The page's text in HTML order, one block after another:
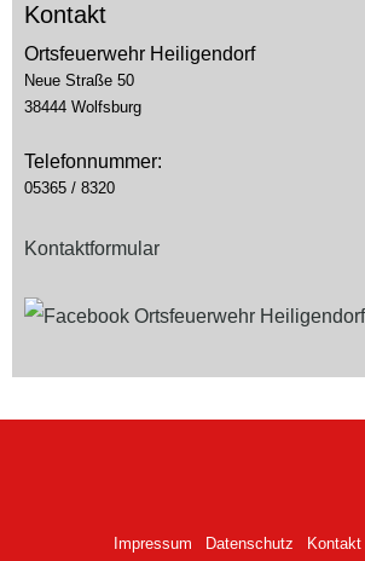
Kontakt
Ortsfeuerwehr Heiligendorf
Neue Straße 50
38444 Wolfsburg
Telefonnummer:
05365 / 8320
Kontaktformular
Impressum Datenschutz Kontakt